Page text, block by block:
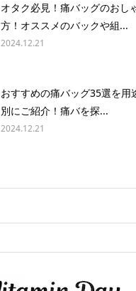
オタク必見！痛バッグのおし
方！オススメのバックや組...
2024.12.21
おすすめの痛バッグ35選を用
別にご紹介！痛バを探...
2024.12.21